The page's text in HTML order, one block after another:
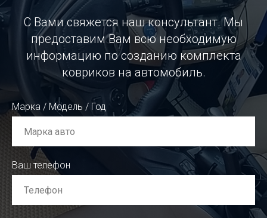
С Вами свяжется наш консультант. Мы
предоставим Вам всю необходимую
информацию по созданию комплекта
ковриков на автомобиль.
Марка / Модель / Год
Ваш телефон